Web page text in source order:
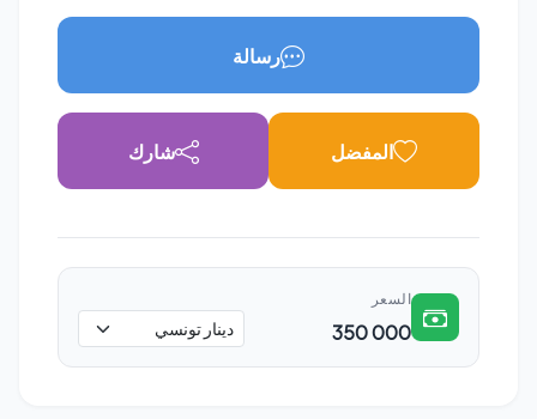
رسالة
المفضل شارك
السعر
350 000